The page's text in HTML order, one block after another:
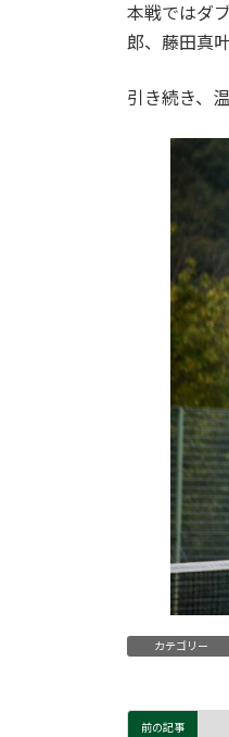
本戦ではダ
郎、藤田真
引き続き、
カテゴリー
前の記事